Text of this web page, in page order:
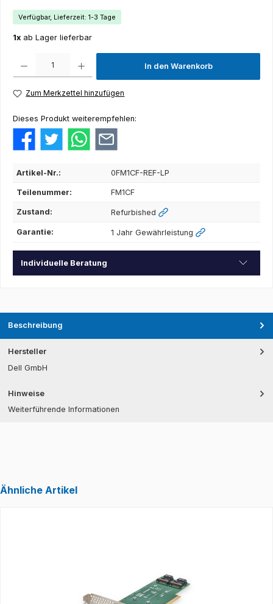
Verfügbar, Lieferzeit: 1-3 Tage
1x ab Lager lieferbar
In den Warenkorb
Zum Merkzettel hinzufügen
Dieses Produkt weiterempfehlen:
Artikel-Nr.: 0FM1CF-REF-LP
Teilenummer: FM1CF
Zustand: Refurbished
Garantie: 1 Jahr Gewährleistung
Individuelle Beratung
Beschreibung
Hersteller
Dell GmbH
Hinweise
Weiterführende Informationen
Ähnliche Artikel